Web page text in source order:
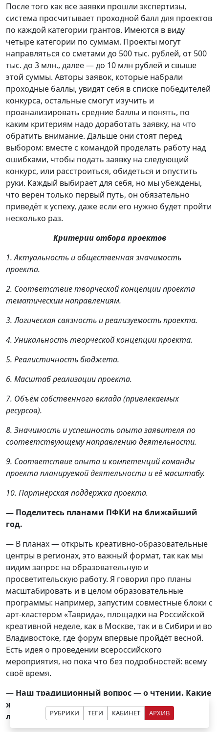
РУБРИКИ ТЕГИ КАБИНЕТ АРХИВ
После того как все заявки прошли экспертизы,
система просчитывает проходной балл для проектов
по каждой категории грантов. Имеются в виду
четыре категории по суммам. Проекты могут
направляться со сметами до 500 тыс. рублей, от 500
тыс. до 3 млн., далее — до 10 млн рублей и свыше
этой суммы. Авторы заявок, которые набрали
проходные баллы, увидят себя в списке победителей
конкурса, остальные смогут изучить и
проанализировать средние баллы и понять, по
каким критериям надо доработать заявку, на что
обратить внимание. Дальше они стоят перед
выбором: вместе с командой проделать работу над
ошибками, чтобы подать заявку на следующий
конкурс, или расстроиться, обидеться и опустить
руки. Каждый выбирает для себя, но мы убеждены,
что верен только первый путь, он обязательно
приведёт к успеху, даже если его нужно будет пройти
несколько раз.
Критерии отбора проектов
1. Актуальность и общественная значимость
проекта.
2. Соответствие творческой концепции проекта
тематическим направлениям.
3. Логическая связность и реализуемость проекта.
4. Уникальность творческой концепции проекта.
5. Реалистичность бюджета.
6. Масштаб реализации проекта.
7. Объём собственного вклада (привлекаемых
ресурсов).
8. Значимость и успешность опыта заявителя по
соответствующему направлению деятельности.
9. Соответствие опыта и компетенций команды
проекта планируемой деятельности и её масштабу.
10. Партнёрская поддержка проекта.
— Поделитесь планами ПФКИ на ближайший
год.
— В планах — открыть креативно-образовательные
центры в регионах, это важный формат, так как мы
видим запрос на образовательную и
просветительскую работу. Я говорил про планы
масштабировать и в целом образовательные
программы: например, запустим совместные блоки с
арт-кластером «Таврида», площадки на Российской
креативной неделе, как в Москве, так и в Сибири и во
Владивостоке, где форум впервые пройдёт весной.
Есть идея о проведении всероссийского
мероприятия, но пока что без подробностей: всему
своё время.
— Наш традиционный вопрос — о чтении. Какие
жанры и форматы предпочитаете? Есть ли у Вас
любимые книги?